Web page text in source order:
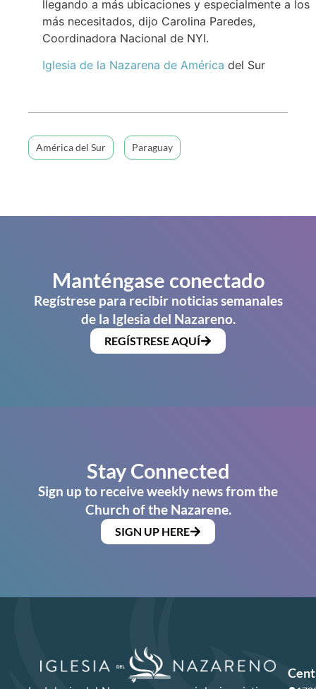
llegando a más ubicaciones y especialmente a los
más necesitados, dijo Carolina Paredes,
Coordinadora Nacional de NYI.
Iglesia de la Nazarena de América del Sur
América del Sur Paraguay
Manténgase conectado
Regístrese para recibir noticias semanales
de la Iglesia del Nazareno.
REGÍSTRESE AQUÍ
Stay Connected
Sign up to receive weekly news from the
Church of the Nazarene.
SIGN UP HERE